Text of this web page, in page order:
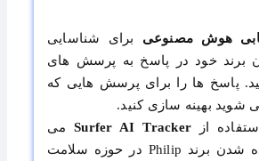
هوش مصنوعی برای شناسایی
برند خود در پاسخ به پرسش‌ های
پاسخ ‌ها را برای پرسش‌ هایی که
شوید بهینه ‌سازی کنید.
ازSurfer AI Trackerمی
‌توانید میزان دیده شدن برند Philip در حوزه سلامت